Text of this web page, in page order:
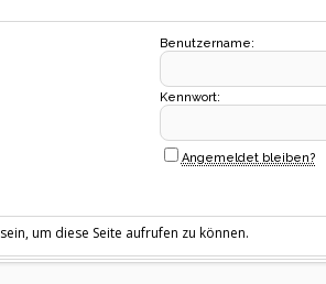
Benutzername:
Kennwort:
Angemeldet bleiben?
sein, um diese Seite aufrufen zu können.